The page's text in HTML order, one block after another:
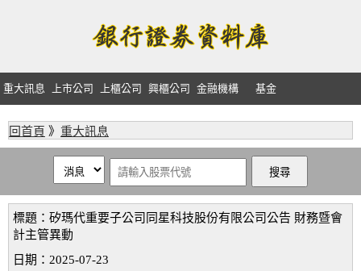
重大訊息 上市公司 上櫃公司 興櫃公司 金融機構 基金
回首頁 》 重大訊息
標題：矽瑪代重要子公司同星科技股份有限公司公告 財務暨會
計主管異動
日期：2025-07-23